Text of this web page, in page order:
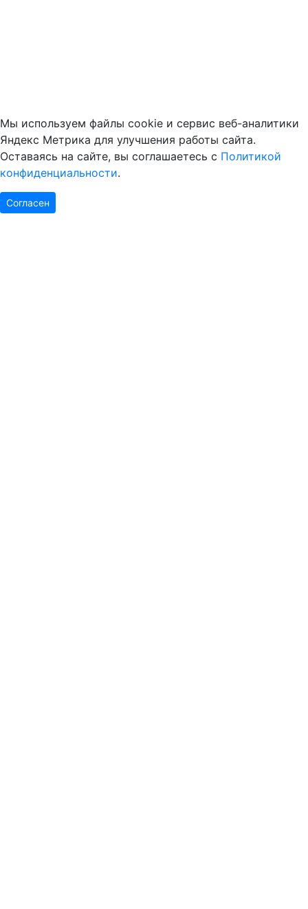
Мы используем файлы cookie и сервис веб-аналитики
Яндекс Метрика для улучшения работы сайта.
Оставаясь на сайте, вы соглашаетесь с Политикой
конфиденциальности.
Согласен